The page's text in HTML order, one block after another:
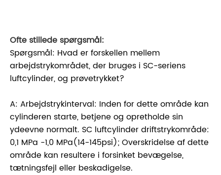
Ofte stillede spørgsmål:
Spørgsmål: Hvad er forskellen mellem
arbejdstrykområdet, der bruges i SC-seriens
luftcylinder, og prøvetrykket?
A: Arbejdstrykinterval: Inden for dette område kan
cylinderen starte, betjene og opretholde sin
ydeevne normalt. SC luftcylinder driftstrykområde:
0,1 MPa -1,0 MPa(14-145psi); Overskridelse af dette
område kan resultere i forsinket bevægelse,
tætningsfejl eller beskadigelse.